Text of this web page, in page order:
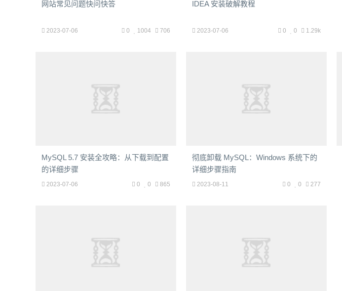
网站常见问题快问快答
2023-07-06 706
1004
0
IDEA 安装破解教程
2023-07-06 1.29k
0
0
MySQL 5.7 安装全攻略：从下载到配置
的详细步骤
2023-07-06 865
0
0
彻底卸载 MySQL：Windows 系统下的
详细步骤指南
2023-08-11 277
0
0